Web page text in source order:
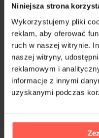
Niniejsza strona
Wykorzystujemy pliki
reklam, aby oferować
ruch w naszej witrynie.
naszej witryny,
reklamowym i
informacje z innymi
uzyskanymi podczas
Na
Gott
Na